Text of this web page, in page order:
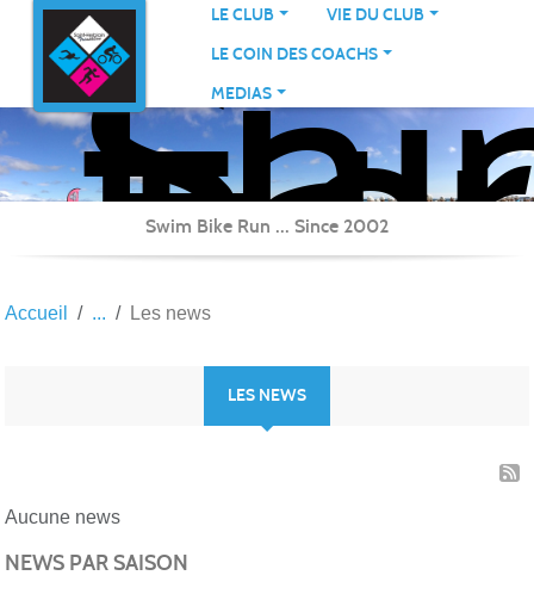
LE CLUB
VIE DU CLUB
LE COIN DES COACHS
MEDIAS
Swim Bike Run ... Since 2002
Accueil Les news
LES NEWS
Aucune news
NEWS PAR SAISON
Panneau de gestion des cookies